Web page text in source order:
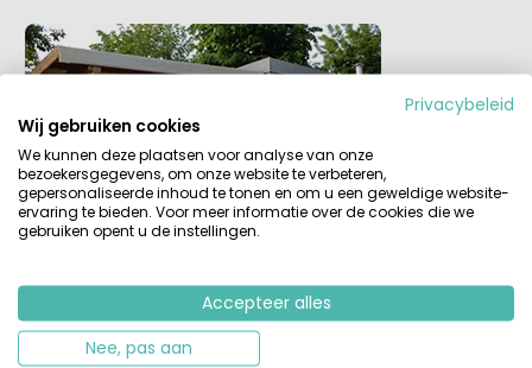
Privacybeleid
Wij gebruiken cookies
We kunnen deze plaatsen voor analyse van onze
bezoekersgegevens, om onze website te verbeteren,
gepersonaliseerde inhoud te tonen en om u een geweldige website-
ervaring te bieden. Voor meer informatie over de cookies die we
gebruiken opent u de instellingen.
Accepteer alles
Nee, pas aan